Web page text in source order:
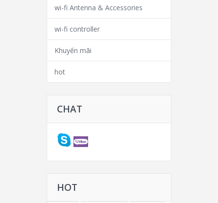
wi-fi Antenna & Accessories
wi-fi controller
Khuyến mãi
hot
CHAT
HOT